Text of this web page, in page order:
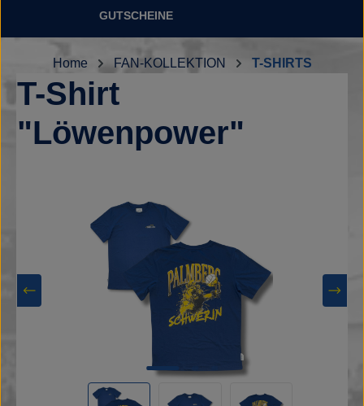
GUTSCHEINE
Home FAN-KOLLEKTION T-SHIRTS
T-Shirt
"Löwenpower"